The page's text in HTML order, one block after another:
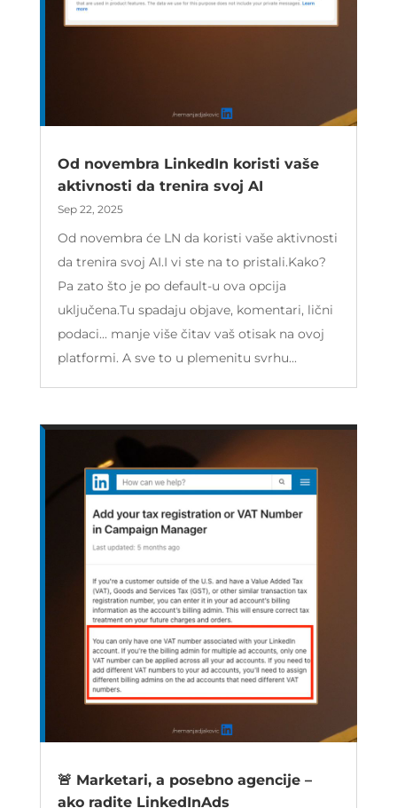
Od novembra LinkedIn koristi vaše
aktivnosti da trenira svoj AI
Sep 22, 2025
Od novembra će LN da koristi vaše aktivnosti
da trenira svoj AI.I vi ste na to pristali.Kako?
Pa zato što je po default-u ova opcija
uključena.Tu spadaju objave, komentari, lični
podaci... manje više čitav vaš otisak na ovoj
platformi. A sve to u plemenitu svrhu...
🚨 Marketari, a posebno agencije –
ako radite LinkedInAds